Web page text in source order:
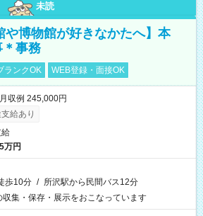
未読
や博物館が好きなかたへ】本
事務
ランクOK WEB登録・面接OK
収例 245,000円
給あり
万円
歩10分 / 所沢駅から民間バス12分
収集・保存・展示をおこなっています